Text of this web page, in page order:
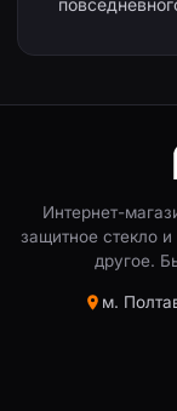
Интернет-
защитное стекло
другое.
м.